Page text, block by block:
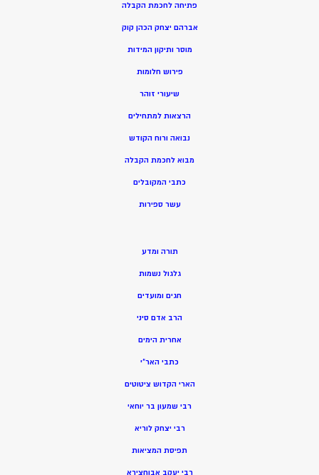
פתיחה לחכמת הקבלה
אברהם יצחק הכהן קוק
מוסר ותיקון המידות
פירוש חלומות
שיעורי זוהר
הרצאות למתחילים
נבואה ורוח הקודש
מבוא לחכמת הקבלה
כתבי המקובלים
עשר ספירות
תורה ומדע
גלגול נשמות
חגים ומועדים
הרב אדם סיני
אחרית הימים
כתבי האר”י
הארי הקדוש ציטוטים
רבי שמעון בר יוחאי
רבי יצחק לוריא
תפיסת המציאות
רבי יעקב אבוחצירא